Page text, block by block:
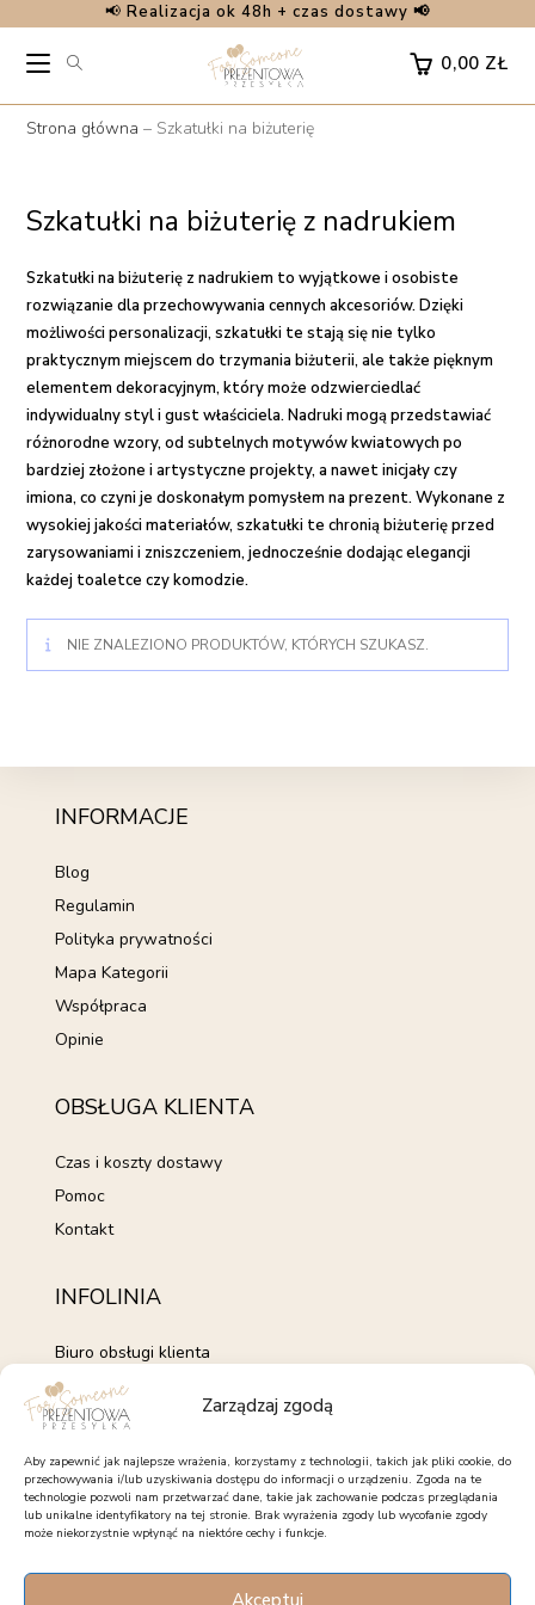
Zarządzaj zgodą
Aby zapewnić jak najlepsze wrażenia, korzystamy z technologii, takich jak pliki cookie, do
przechowywania i/lub uzyskiwania dostępu do informacji o urządzeniu. Zgoda na te
technologie pozwoli nam przetwarzać dane, takie jak zachowanie podczas przeglądania
lub unikalne identyfikatory na tej stronie. Brak wyrażenia zgody lub wycofanie zgody
może niekorzystnie wpłynąć na niektóre cechy i funkcje.
Akceptuj
content
📢 Realizacja ok 48h + czas dostawy 📢
0,00 ZŁ
Strona główna – Szkatułki na biżuterię
Szkatułki na biżuterię z nadrukiem
Szkatułki na biżuterię z nadrukiem to wyjątkowe i osobiste
rozwiązanie dla przechowywania cennych akcesoriów. Dzięki
możliwości personalizacji, szkatułki te stają się nie tylko
praktycznym miejscem do trzymania biżuterii, ale także pięknym
elementem dekoracyjnym, który może odzwierciedlać
indywidualny styl i gust właściciela. Nadruki mogą przedstawiać
różnorodne wzory, od subtelnych motywów kwiatowych po
bardziej złożone i artystyczne projekty, a nawet inicjały czy
imiona, co czyni je doskonałym pomysłem na prezent. Wykonane z
wysokiej jakości materiałów, szkatułki te chronią biżuterię przed
zarysowaniami i zniszczeniem, jednocześnie dodając elegancji
każdej toaletce czy komodzie.
NIE ZNALEZIONO PRODUKTÓW, KTÓRYCH SZUKASZ.
INFORMACJE
Blog
Regulamin
Polityka prywatności
Mapa Kategorii
Współpraca
Opinie
OBSŁUGA KLIENTA
Czas i koszty dostawy
Pomoc
Kontakt
INFOLINIA
Biuro obsługi klienta
+48 735 843 843
pon. - pt. 7:00 - 15:00
kontakt@forsomeone.pl